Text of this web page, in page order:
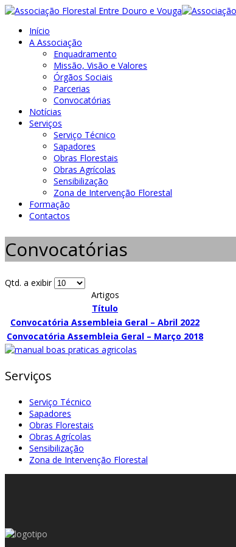
Início
A Associação
Enquadramento
Missão, Visão e Valores
Órgãos Sociais
Parcerias
Convocatórias
Notícias
Serviços
Serviço Técnico
Sapadores
Obras Florestais
Obras Agrícolas
Sensibilização
Zona de Intervenção Florestal
Formação
Contactos
Convocatórias
Qtd. a exibir
Artigos
Título
Convocatória Assembleia Geral – Abril 2022
Convocatória Assembleia Geral – Março 2018
Serviços
Serviço Técnico
Sapadores
Obras Florestais
Obras Agrícolas
Sensibilização
Zona de Intervenção Florestal